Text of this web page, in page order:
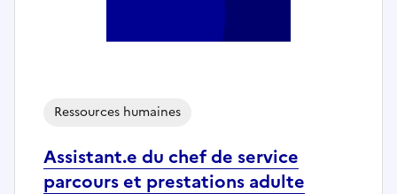
Assistant.e du chef de service
parcours et prestations adulte
Ressources humaines